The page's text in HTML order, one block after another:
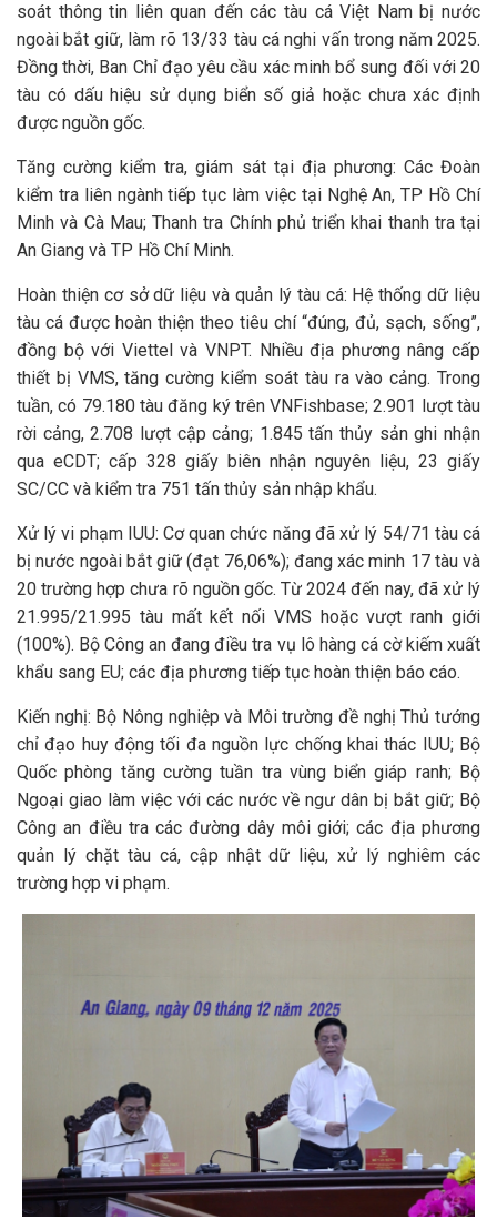
soát thông tin liên quan đến các tàu cá Việt Nam bị nước
ngoài bắt giữ, làm rõ 13/33 tàu cá nghi vấn trong năm 2025.
Đồng thời, Ban Chỉ đạo yêu cầu xác minh bổ sung đối với 20
tàu có dấu hiệu sử dụng biển số giả hoặc chưa xác định
được nguồn gốc.
Tăng cường kiểm tra, giám sát tại địa phương: Các Đoàn
kiểm tra liên ngành tiếp tục làm việc tại Nghệ An, TP Hồ Chí
Minh và Cà Mau; Thanh tra Chính phủ triển khai thanh tra tại
An Giang và TP Hồ Chí Minh.
Hoàn thiện cơ sở dữ liệu và quản lý tàu cá: Hệ thống dữ liệu
tàu cá được hoàn thiện theo tiêu chí “đúng, đủ, sạch, sống”,
đồng bộ với Viettel và VNPT. Nhiều địa phương nâng cấp
thiết bị VMS, tăng cường kiểm soát tàu ra vào cảng. Trong
tuần, có 79.180 tàu đăng ký trên VNFishbase; 2.901 lượt tàu
rời cảng, 2.708 lượt cập cảng; 1.845 tấn thủy sản ghi nhận
qua eCDT; cấp 328 giấy biên nhận nguyên liệu, 23 giấy
SC/CC và kiểm tra 751 tấn thủy sản nhập khẩu.
Xử lý vi phạm IUU: Cơ quan chức năng đã xử lý 54/71 tàu cá
bị nước ngoài bắt giữ (đạt 76,06%); đang xác minh 17 tàu và
20 trường hợp chưa rõ nguồn gốc. Từ 2024 đến nay, đã xử lý
21.995/21.995 tàu mất kết nối VMS hoặc vượt ranh giới
(100%). Bộ Công an đang điều tra vụ lô hàng cá cờ kiếm xuất
khẩu sang EU; các địa phương tiếp tục hoàn thiện báo cáo.
Kiến nghị: Bộ Nông nghiệp và Môi trường đề nghị Thủ tướng
chỉ đạo huy động tối đa nguồn lực chống khai thác IUU; Bộ
Quốc phòng tăng cường tuần tra vùng biển giáp ranh; Bộ
Ngoại giao làm việc với các nước về ngư dân bị bắt giữ; Bộ
Công an điều tra các đường dây môi giới; các địa phương
quản lý chặt tàu cá, cập nhật dữ liệu, xử lý nghiêm các
trường hợp vi phạm.